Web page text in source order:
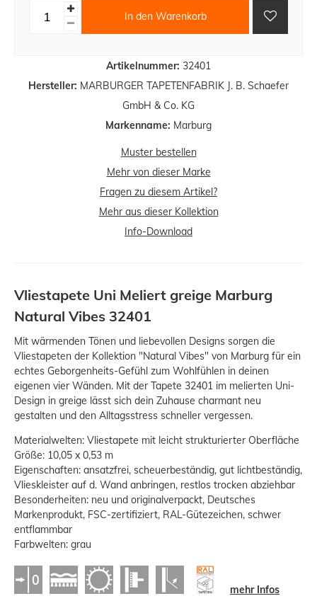
Artikelnummer: 32401
Hersteller: MARBURGER TAPETENFABRIK J. B. Schaefer
GmbH & Co. KG
Markenname: Marburg
In den Warenkorb
Muster bestellen
Mehr von dieser Marke
Fragen zu diesem Artikel?
Mehr aus dieser Kollektion
Info-Download
Vliestapete Uni Meliert greige Marburg
Natural Vibes 32401
Mit wärmenden Tönen und liebevollen Designs sorgen die
Vliestapeten der Kollektion "Natural Vibes" von Marburg für ein
echtes Geborgenheits-Gefühl zum Wohlfühlen in deinen
eigenen vier Wänden. Mit der Tapete 32401 im melierten Uni-
Design in greige lässt sich dein Zuhause charmant neu
gestalten und den Alltagsstress schneller vergessen.
Materialwelten: Vliestapete mit leicht strukturierter Oberfläche
Größe: 10,05 x 0,53 m
Eigenschaften: ansatzfrei, scheuerbeständig, gut lichtbeständig,
Vlieskleister auf d. Wand anbringen, restlos trocken abziehbar
Besonderheiten: neu und originalverpackt, Deutsches
Markenprodukt, FSC-zertifiziert, RAL-Gütezeichen, schwer
entflammbar
Farbwelten: grau
mehr Infos